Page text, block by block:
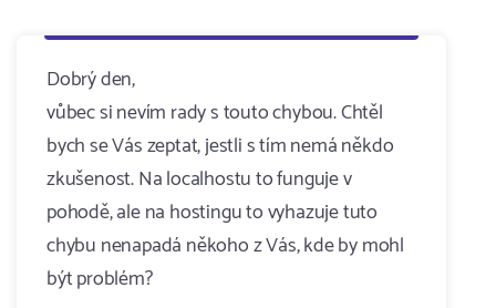
Dobrý den,
vůbec si nevím rady s touto chybou. Chtěl
bych se Vás zeptat, jestli s tím nemá někdo
zkušenost. Na localhostu to funguje v
pohodě, ale na hostingu to vyhazuje tuto
chybu nenapadá někoho z Vás, kde by mohl
být problém?